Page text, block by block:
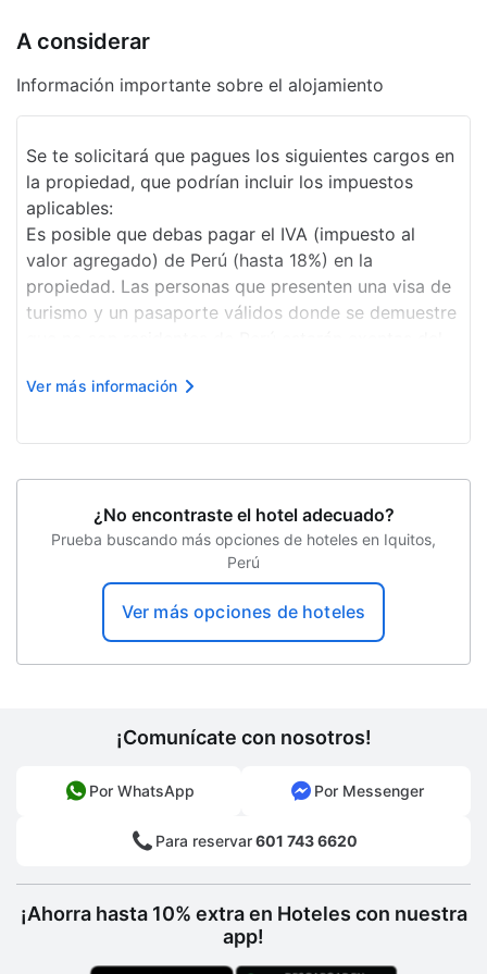
Biblioteca de negocios
Programa de actividades diario
Propiedad libre de humo
Seguro
Snack bar
Servicio de café en el lobby
Solárium
A considerar
Información importante sobre el alojamiento
Se te solicitará que pagues los siguientes cargos en
la propiedad, que podrían incluir los impuestos
aplicables:
Es posible que debas pagar el IVA (impuesto al
valor agregado) de Perú (hasta 18%) en la
propiedad. Las personas que presenten una visa de
turismo y un pasaporte válidos donde se demuestre
las estadías en Perú que no superen los 60 días.
Ver más información
¿No encontraste el hotel adecuado?
Prueba buscando más opciones de hoteles en Iquitos,
Perú
Ver más opciones de hoteles
¡Comunícate con nosotros!
Por WhatsApp Por Messenger
Para reservar601 743 6620
¡Ahorra hasta 10% extra en Hoteles con nuestra
app!